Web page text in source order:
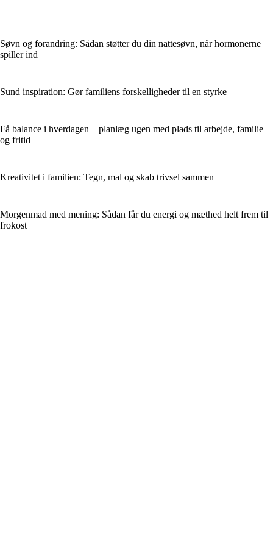
Søvn og forandring: Sådan støtter du din nattesøvn, når hormonerne
spiller ind
Sund inspiration: Gør familiens forskelligheder til en styrke
Få balance i hverdagen – planlæg ugen med plads til arbejde, familie
og fritid
Kreativitet i familien: Tegn, mal og skab trivsel sammen
Morgenmad med mening: Sådan får du energi og mæthed helt frem til
frokost